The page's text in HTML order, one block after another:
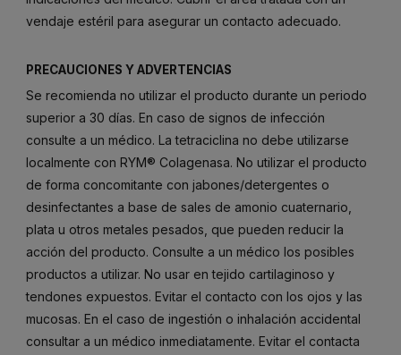
vendaje estéril para asegurar un contacto adecuado.
PRECAUCIONES Y ADVERTENCIAS
Se recomienda no utilizar el producto durante un periodo
superior a 30 días. En caso de signos de infección
consulte a un médico. La tetraciclina no debe utilizarse
localmente con RYM® Colagenasa. No utilizar el producto
de forma concomitante con jabones/detergentes o
desinfectantes a base de sales de amonio cuaternario,
plata u otros metales pesados, que pueden reducir la
acción del producto. Consulte a un médico los posibles
productos a utilizar. No usar en tejido cartilaginoso y
tendones expuestos. Evitar el contacto con los ojos y las
mucosas. En el caso de ingestión o inhalación accidental
consultar a un médico inmediatamente. Evitar el contacta